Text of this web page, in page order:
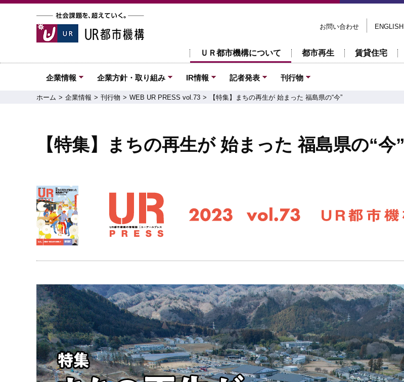
お問い合わせ ENGLISH
ＵＲ都市機構について 都市再生 賃貸住宅
企業情報 企業方針・取り組み IR情報 記者発表 刊行物
ホーム 企業情報 刊行物 WEB UR PRESS vol.73 【特集】まちの再生が 始まった 福島県の“今”
【特集】まちの再生が 始まった 福島県の“今”